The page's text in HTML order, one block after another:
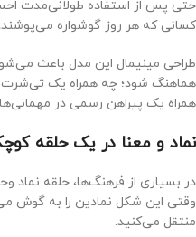
حتی پس از استفاده طولانی‌مدت
کسانی که هر روز گوشواره
طراحی مینیمال این مدل باعث
هماهنگ شود؛ چه همراه یک تی‌شرت
همراه یک پیراهن رسمی در
نماد و معنا در یک حلقه
در بسیاری از فرهنگ‌ها، حلقه نماد
وقتی این شکل نمادین را به گوش
منتقل می‌کنید.